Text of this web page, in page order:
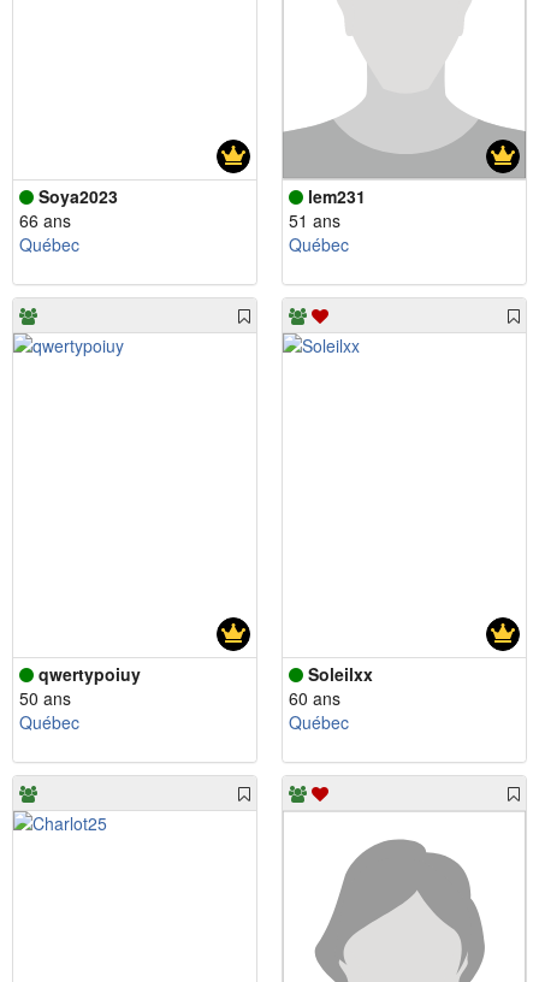
Soya2023
66 ans
Québec
lem231
51 ans
Québec
qwertypoiuy
50 ans
Québec
Soleilxx
60 ans
Québec